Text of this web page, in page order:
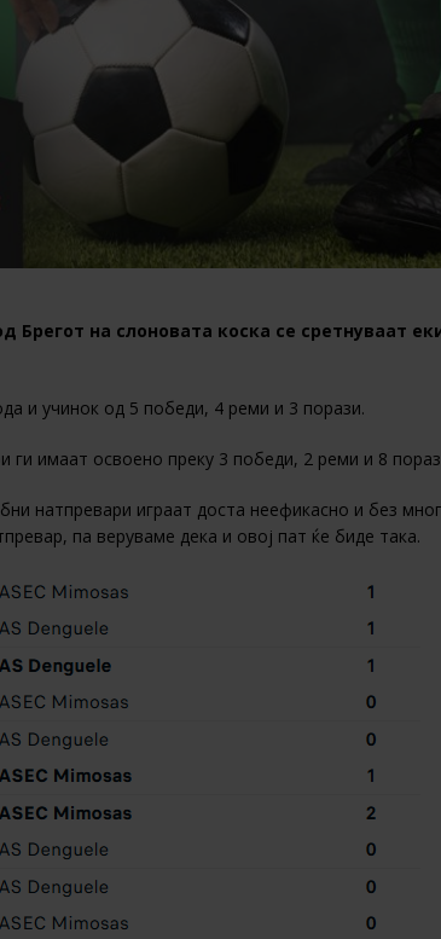
Брегот на слоновата коска се сретнуваат
и учинок од 5 победи, 4 реми и 3 порази.
ги имаат освоено преку 3 победи, 2 реми и 8
натпревари играат доста неефикасно и без
па веруваме дека и овој пат ќе биде така.